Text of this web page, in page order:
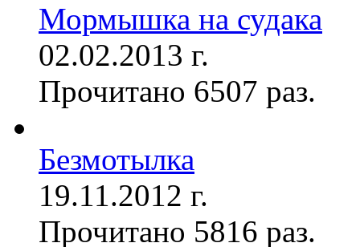
Мормышка на судака
02.02.2013 г.
Прочитано 6507 раз.
Безмотылка
19.11.2012 г.
Прочитано 5816 раз.